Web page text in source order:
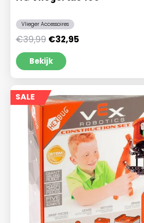
Vlieger Accessoires
€39,99 Oorspronkelijke
prijs
was:
€39,99.
€32,95Huidige
Bekijk
SALE